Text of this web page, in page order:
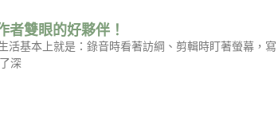
者雙眼的好夥伴！
活基本上就是：錄音時看著訪綱、剪輯時盯著螢幕，寫
深